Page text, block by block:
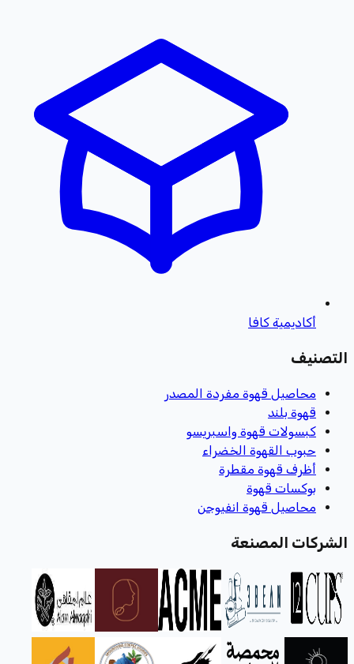
أكاديمية كافا
التصنيف
محاصيل قهوة مفردة المصدر
قهوة بلند
كبسولات قهوة واسبريسو
حبوب القهوة الخضراء
أظرف قهوة مقطرة
بوكسات قهوة
محاصيل قهوة انفيوجن
الشركات المصنعة